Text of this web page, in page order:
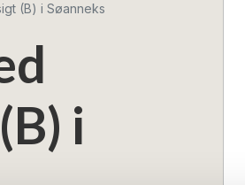
(B) i Søanneks
i